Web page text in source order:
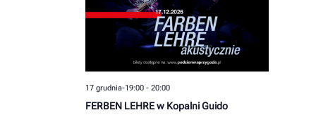
FERBEN LEHRE w Kopalni Guido
17 grudnia-19:00- 20:00